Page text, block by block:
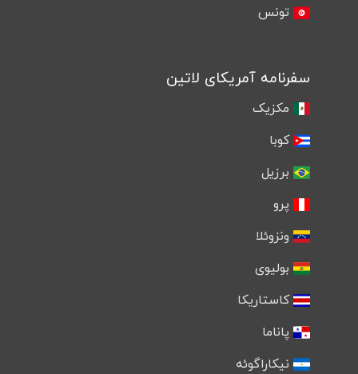
تونس
سفرنامه آمریکای لاتین
مکزیک
کوبا
برزیل
پرو
ونزوئلا
بولیوی
کاستاریکا
پاناما
نیکاراگوئه